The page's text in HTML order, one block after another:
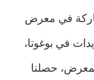
في معرض
في بوغوتا،
حصلنا